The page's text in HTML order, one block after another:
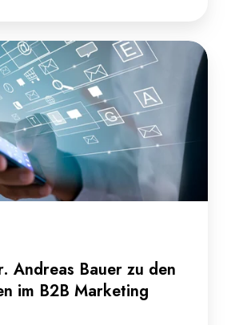
Andreas Bauer zu den
im B2B Marketing